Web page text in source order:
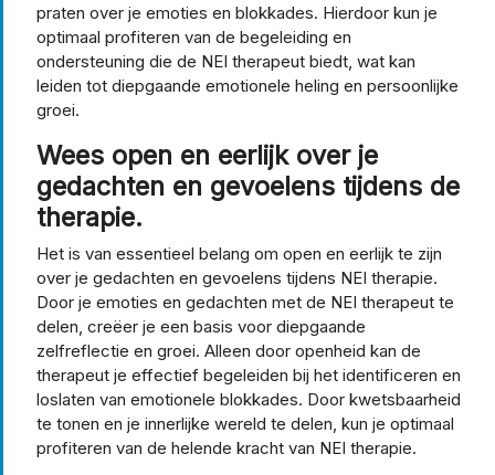
praten over je emoties en blokkades. Hierdoor kun je
optimaal profiteren van de begeleiding en
ondersteuning die de NEI therapeut biedt, wat kan
leiden tot diepgaande emotionele heling en persoonlijke
groei.
Wees open en eerlijk over je
gedachten en gevoelens tijdens de
therapie.
Het is van essentieel belang om open en eerlijk te zijn
over je gedachten en gevoelens tijdens NEI therapie.
Door je emoties en gedachten met de NEI therapeut te
delen, creëer je een basis voor diepgaande
zelfreflectie en groei. Alleen door openheid kan de
therapeut je effectief begeleiden bij het identificeren en
loslaten van emotionele blokkades. Door kwetsbaarheid
te tonen en je innerlijke wereld te delen, kun je optimaal
profiteren van de helende kracht van NEI therapie.